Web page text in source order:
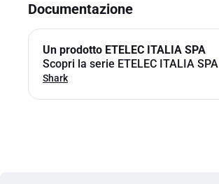
Documentazione
Un prodotto ETELEC ITALIA SPA
Scopri la serie ETELEC ITALIA SPA
Shark